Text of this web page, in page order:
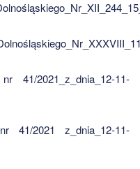
41/2021_z_dnia_12-11-
41/2021 z_dnia_12-11-